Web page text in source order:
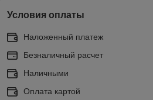
Условия оплаты
Наложенный платеж
Безналичный расчет
Наличными
Оплата картой